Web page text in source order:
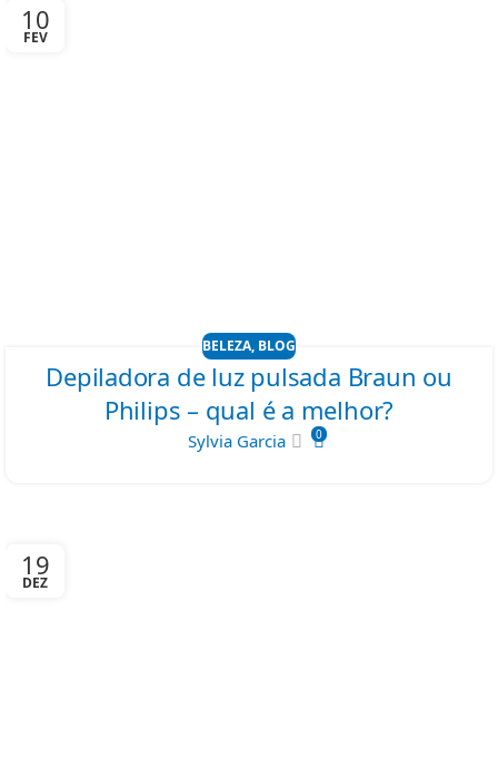
10
FEV
BELEZA, BLOG
Depiladora de luz pulsada Braun ou
Philips – qual é a melhor?
Sylvia Garcia 0
19
DEZ